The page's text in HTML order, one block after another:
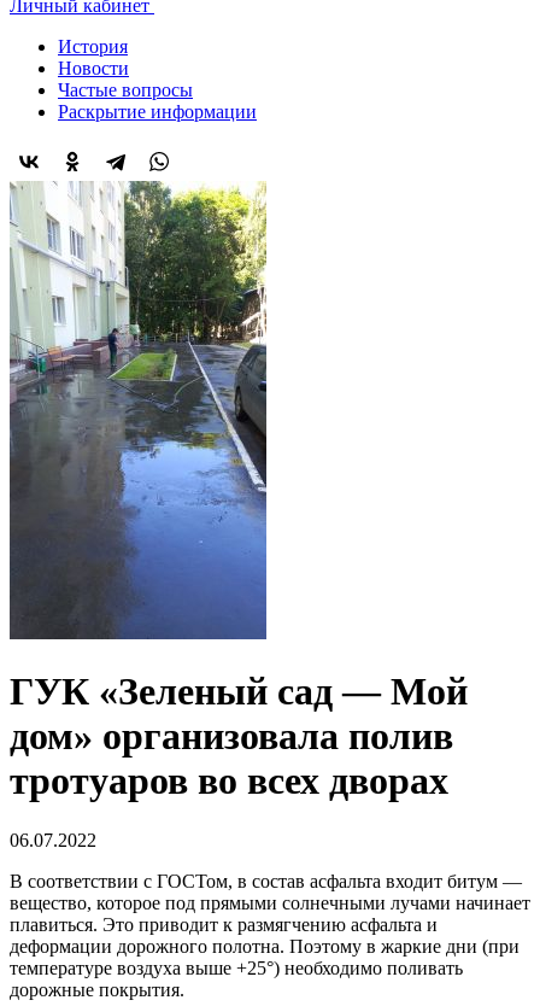
Личный кабинет
История
Новости
Частые вопросы
Раскрытие информации
ГУК «Зеленый сад — Мой
дом» организовала полив
тротуаров во всех дворах
06.07.2022
В соответствии с ГОСТом, в состав асфальта входит битум —
вещество, которое под прямыми солнечными лучами начинает
плавиться. Это приводит к размягчению асфальта и
деформации дорожного полотна. Поэтому в жаркие дни (при
температуре воздуха выше +25°) необходимо поливать
дорожные покрытия.